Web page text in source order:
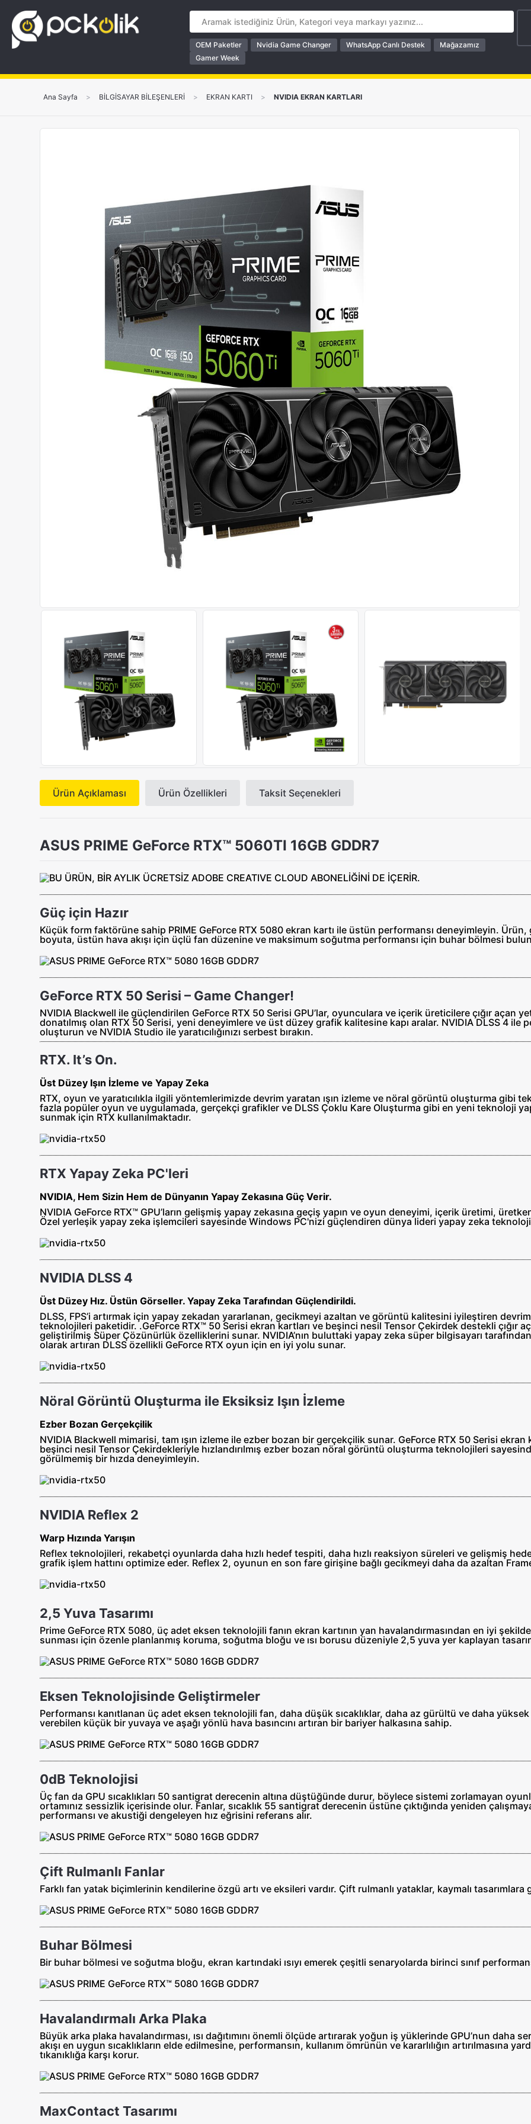
OEM Paketler Nvidia Game Changer WhatsApp Canlı Destek
Mağazamız
Gamer Week
Ana Sayfa > BİLGİSAYAR BİLEŞENLERİ > EKRAN KARTI > NVIDIA EKRAN KARTLARI
Ürün Açıklaması Ürün Özellikleri Taksit Seçenekleri
ASUS PRIME GeForce RTX™ 5060TI 16GB GDDR7
Güç için Hazır
Küçük form faktörüne sahip PRIME GeForce RTX 5080 ekran kartı ile üstün performansı deneyimleyin.
boyuta, üstün hava akışı için üçlü fan düzenine ve maksimum soğutma performansı için buhar bölmesi
GeForce RTX 50 Serisi – Game Changer!
NVIDIA Blackwell ile güçlendirilen GeForce RTX 50 Serisi GPU’lar, oyunculara ve içerik üreticilere çığır açan
donatılmış olan RTX 50 Serisi, yeni deneyimlere ve üst düzey grafik kalitesine kapı aralar. NVIDIA DLSS 4 ile
oluşturun ve NVIDIA Studio ile yaratıcılığınızı serbest bırakın.
RTX. It’s On.
Üst Düzey Işın İzleme ve Yapay Zeka
RTX, oyun ve yaratıcılıkla ilgili yöntemlerimizde devrim yaratan ışın izleme ve nöral görüntü oluşturma gibi
fazla popüler oyun ve uygulamada, gerçekçi grafikler ve DLSS Çoklu Kare Oluşturma gibi en yeni teknoloji
sunmak için RTX kullanılmaktadır.
RTX Yapay Zeka PC'leri
NVIDIA, Hem Sizin Hem de Dünyanın Yapay Zekasına Güç Verir.
NVIDIA GeForce RTX™ GPU’ların gelişmiş yapay zekasına geçiş yapın ve oyun deneyimi, içerik üretimi,
Özel yerleşik yapay zeka işlemcileri sayesinde Windows PC'nizi güçlendiren dünya lideri yapay zeka
NVIDIA DLSS 4
Üst Düzey Hız. Üstün Görseller. Yapay Zeka Tarafından Güçlendirildi.
DLSS, FPS’i artırmak için yapay zekadan yararlanan, gecikmeyi azaltan ve görüntü kalitesini iyileştiren
teknolojileri paketidir.‌ .‌GeForce RTX™ 50 Serisi ekran kartları ve beşinci nesil Tensor Çekirdek destekli çığır
geliştirilmiş Süper Çözünürlük özelliklerini sunar. NVIDIA’nın buluttaki yapay zeka süper bilgisayarı
olarak artıran DLSS özellikli GeForce RTX oyun için en iyi yolu sunar.
Nöral Görüntü Oluşturma ile Eksiksiz Işın İzleme
Ezber Bozan Gerçekçilik
NVIDIA Blackwell mimarisi, tam ışın izleme ile ezber bozan bir gerçekçilik sunar. GeForce RTX 50 Serisi
beşinci nesil Tensor Çekirdekleriyle hızlandırılmış ezber bozan nöral görüntü oluşturma teknolojileri
görülmemiş bir hızda deneyimleyin.
NVIDIA Reflex 2
Warp Hızında Yarışın
Reflex teknolojileri, rekabetçi oyunlarda daha hızlı hedef tespiti, daha hızlı reaksiyon süreleri ve gelişmiş
grafik işlem hattını optimize eder. Reflex 2, oyunun en son fare girişine bağlı gecikmeyi daha da azaltan
2,5 Yuva Tasarımı
Prime GeForce RTX 5080, üç adet eksen teknolojili fanın ekran kartının yan havalandırmasından en iyi
sunması için özenle planlanmış koruma, soğutma bloğu ve ısı borusu düzeniyle 2,5 yuva yer kaplayan
Eksen Teknolojisinde Geliştirmeler
Performansı kanıtlanan üç adet eksen teknolojili fan, daha düşük sıcaklıklar, daha az gürültü ve daha
verebilen küçük bir yuvaya ve aşağı yönlü hava basıncını artıran bir bariyer halkasına sahip.
0dB Teknolojisi
Üç fan da GPU sıcaklıkları 50 santigrat derecenin altına düştüğünde durur, böylece sistemi zorlamayan
ortamınız sessizlik içerisinde olur. Fanlar, sıcaklık 55 santigrat derecenin üstüne çıktığında yeniden
performansı ve akustiği dengeleyen hız eğrisini referans alır.
Çift Rulmanlı Fanlar
Farklı fan yatak biçimlerinin kendilerine özgü artı ve eksileri vardır. Çift rulmanlı yataklar, kaymalı
Buhar Bölmesi
Bir buhar bölmesi ve soğutma bloğu, ekran kartındaki ısıyı emerek çeşitli senaryolarda birinci sınıf
Havalandırmalı Arka Plaka
Büyük arka plaka havalandırması, ısı dağıtımını önemli ölçüde artırarak yoğun iş yüklerinde GPU’nun daha
akışı en uygun sıcaklıkların elde edilmesine, performansın, kullanım ömrünün ve kararlılığın artırılmasına
tıkanıklığa karşı korur.
MaxContact Tasarımı